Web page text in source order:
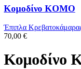
Κομοδίνο KOMO
Έπιπλα
70,00 €
Κομοδίνο